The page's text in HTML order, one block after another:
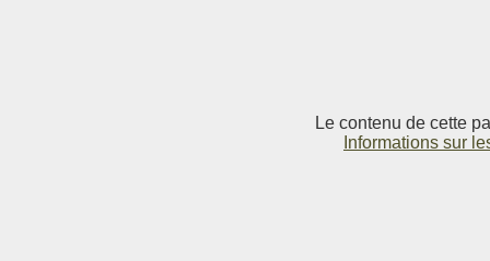
Le contenu de cette
Informations sur